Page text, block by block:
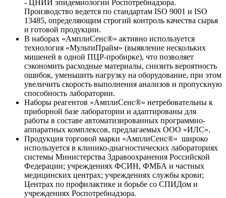
- ЦНИИ эпидемиологии Роспотребнадзора.
Производство ведется по стандартам ISO 9001 и ISO
13485, определяющим строгий контроль качества сырья
и готовой продукции.
В наборах «АмплиСенс®» активно используется
технология «МультиПрайм» (выявление нескольких
мишеней в одной ПЦР-пробирке), что позволяет
сэкономить расходные материалы, снизить вероятность
ошибок, уменьшить нагрузку на оборудование, при этом
увеличить скорость выполнения анализов и пропускную
способность лаборатории.
Наборы реагентов «АмплиСенс®» нетребовательны к
приборной базе лаборатории и адаптированы для
работы в составе автоматизированных программно-
аппаратных комплексов, предлагаемых ООО «ИЛС».
Продукция торговой марки «АмплиСенс®» широко
используется в клинико-диагностических лабораториях
системы Министерства Здравоохранения Российской
Федерации; учреждениях ФСИН, ФМБА и частных
медицинских центрах; учреждениях службы крови;
Центрах по профилактике и борьбе со СПИДом и
учреждениях Роспотребнадзора.